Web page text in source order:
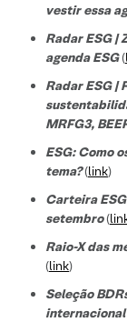
vestir essa
Radar ESG |
agenda ESG(
Radar ESG |
MRFG3,
ESG: Como
tema?(link)
Carteira
setembro(
Raio-X das
(link)
Seleção
internacional